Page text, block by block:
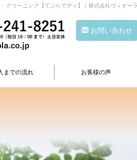
クリーニング【てぶらでディ】｜株式会社ヴィオーラ
お問い合わせ
までの流れ お客様の声